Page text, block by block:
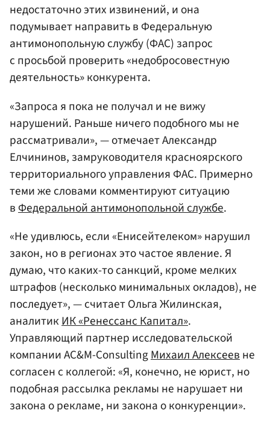
недостаточно этих извинений, и она
подумывает направить в Федеральную
антимонопольную службу (ФАС) запрос
с просьбой проверить «недобросовестную
деятельность» конкурента.
«Запроса я пока не получал и не вижу
нарушений. Раньше ничего подобного мы не
рассматривали», — отмечает Александр
Елчининов, замруководителя красноярского
территориального управления ФАС. Примерно
теми же словами комментируют ситуацию
вФедеральной антимонопольной службе.
«Не удивлюсь, если «Енисейтелеком» нарушил
закон, но в регионах это частое явление. Я
думаю, что каких-то санкций, кроме мелких
штрафов (несколько минимальных окладов), не
последует», — считает Ольга Жилинская,
аналитикИК «Ренессанс Капитал».
Управляющий партнер исследовательской
компании AC&M-ConsultingМихаил Алексеевне
согласен с коллегой: «Я, конечно, не юрист, но
подобная рассылка рекламы не нарушает ни
закона о рекламе, ни закона о конкуренции».